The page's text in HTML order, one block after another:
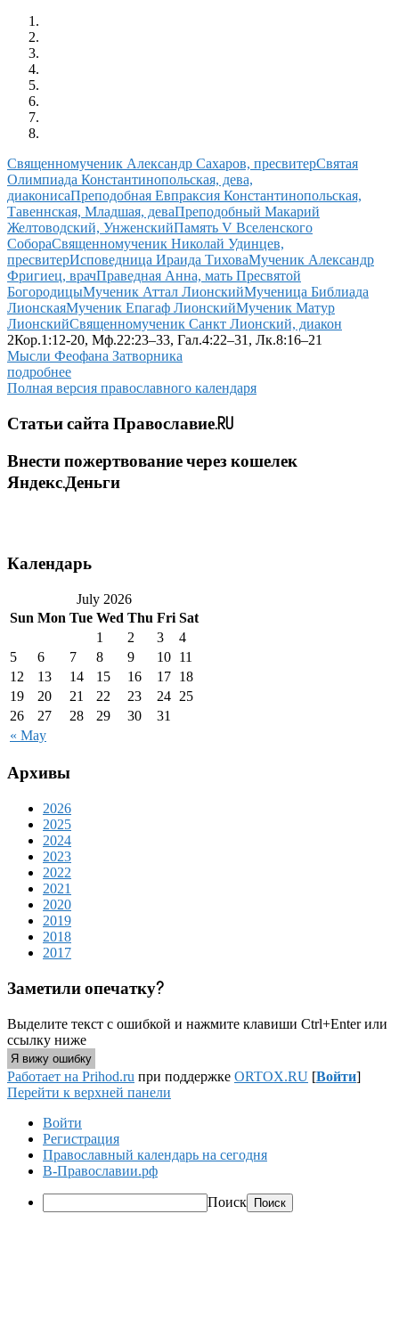
Священномученик Александр Сахаров, пресвитерСвятая
Олимпиада Константинопольская, дева,
диаконисаПреподобная Евпраксия Константинопольская,
Тавеннская, Младшая, деваПреподобный Макарий
Желтоводский, УнженскийПамять V Вселенского
СобораСвященномученик Николай Удинцев,
пресвитерИсповедница Ираида ТиховаМученик Александр
Фригиец, врачПраведная Анна, мать Пресвятой
БогородицыМученик Аттал ЛионскийМученица Библиада
ЛионскаяМученик Епагаф ЛионскийМученик Матур
ЛионскийСвященномученик Санкт Лионский, диакон
2Кор.1:12-20, Мф.22:23–33, Гал.4:22–31, Лк.8:16–21
Мысли Феофана Затворника
подробнее
Полная версия православного календаря
Статьи сайта Православие.RU
Внести пожертвование через кошелек
Яндекс.Деньги
Календарь
July 2026
Sun Mon Tue Wed Thu Fri Sat
« May
1 2 3
4
5
6 7 8 9 10 11
12
13 14 15 16 17 18
19
20 21 22 23 24 25
26
27 28 29 30 31
Архивы
2026
2025
2024
2023
2022
2021
2020
2019
2018
2017
Заметили опечатку?
Выделите текст с ошибкой и нажмите клавиши Ctrl+Enter или
ссылку ниже
Я вижу ошибку
Работает на Prihod.ru при поддержке ORTOX.RU [Войти]
Перейти к верхней панели
Войти
Регистрация
Православный календарь на сегодня
В-Православии.рф
Поиск